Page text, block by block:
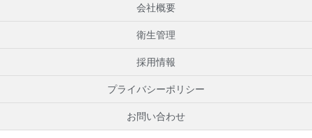
会社概要
衛生管理
採用情報
プライバシーポリシー
お問い合わせ